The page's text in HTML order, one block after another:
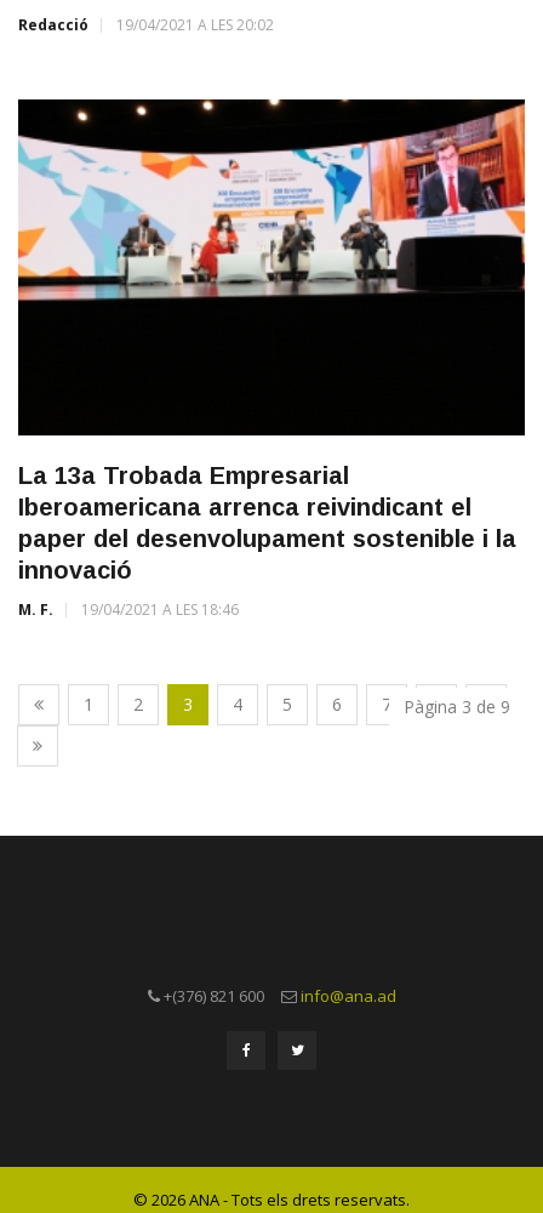
Redacció 19/04/2021 A LES 20:02
La 13a Trobada Empresarial
Iberoamericana arrenca reivindicant el
paper del desenvolupament sostenible i la
innovació
M. F. 19/04/2021 A LES 18:46
1 2 3 4 5 6 7 8 9
Pàgina 3 de 9
+(376) 821 600 info@ana.ad
© 2026 ANA - Tots els drets reservats.